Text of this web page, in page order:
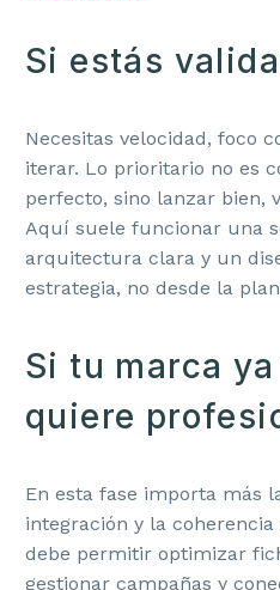
Si estás
Necesitas velocidad, foco
iterar. Lo prioritario no es
perfecto, sino lanzar bien,
Aquí suele funcionar una
arquitectura clara y un
estrategia, no desde la
Si tu marca
quiere
En esta fase importa más
integración y la
debe permitir optimizar
gestionar campañas y